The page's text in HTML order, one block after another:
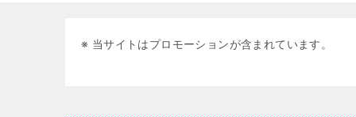
※ 当サイトはプロモーションが含まれています。